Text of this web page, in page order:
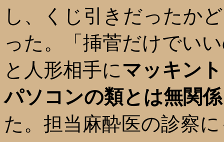
し、くじ引きだったか
った。「挿菅だけでい
と人形相手にマッキン
パソコンの類とは無関
た。担当麻酔医の診察